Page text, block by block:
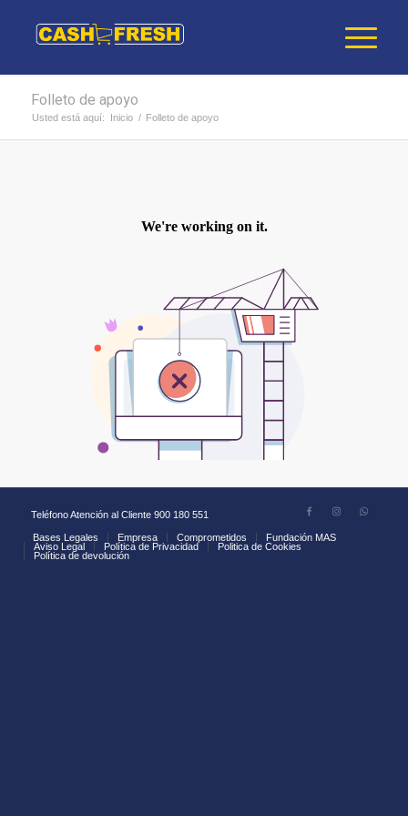
Folleto de apoyo
Usted está aquí: Inicio / Folleto de apoyo
Teléfono Atención al Cliente 900 180 551
Bases Legales Empresa Comprometidos
Fundación MAS
Aviso Legal
Política de Privacidad
Politica de Cookies
Política de devolución